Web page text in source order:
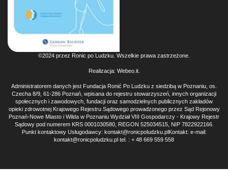
©2024 przez Ronic po Ludzku. Wszelkie prawa zastrzeżone.
Realizacja: Webeo.it.
Administratorem danych jest Fundacja Ronić Po Ludzku z siedzibą w Poznaniu, os.
Czecha 8/9, 61-286 Poznań, wpisana do rejestru stowarzyszeń, innych organizacji
społecznych i zawodowych, fundacji oraz samodzielnych publicznych zakładów
opieki zdrowotnej Krajowego Rejestru Sądowego prowadzonego przez Sąd Rejonowy
Poznań-Nowe Miasto i Wilda w Poznaniu Wydział VIII Gospodarczy - Krajowy Rejestr
Sądowy pod numerem KRS 0001030580, REGON 525034515, NIP 7822922166.
Punkt kontaktowy Usługodawcy: kontakt@ronicpoludzku.plKontakt: e-mail:
kontakt@ronicpoludzku.pl tel. : + 48 669 559 558